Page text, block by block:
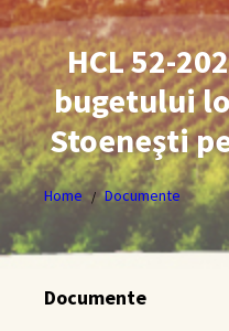
HCL 52-
bugetului
Stoeneşti
Home / Documente
Documente